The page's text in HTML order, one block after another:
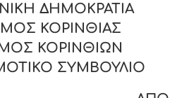
ΚΟΡΙΝΘΙΩΝ
ΣΥΜΒΟΥΛΙΟ